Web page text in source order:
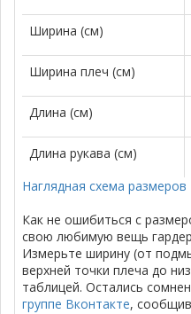
Ширина (см)
Ширина плеч (см)
Длина (см)
Длина рукава (см)
Наглядная схема размеров
Как не ошибиться с
свою любимую вещь
Измерьте ширину (от
верхней точки плеча до
таблицей. Остались
группе Вконтакте,